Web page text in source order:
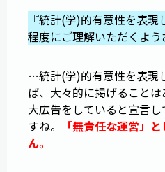
『統計(学)的有意性を表
程度にご理解いただくよう
…統計(学)的有意性を表現
ば、大々的に掲げること
大広告をしていると宣言
すね。
「無責任な運営」
ん。